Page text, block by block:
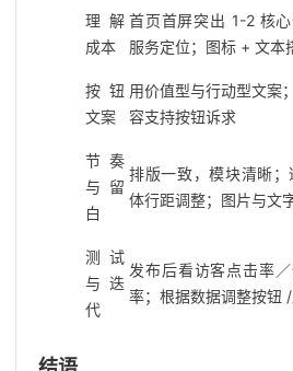
理解
成本
首页首屏突出 1-2 核
服务定位；图标 + 文本
按钮
文案
用价值型与行动型文案
容支持按钮诉求
节奏
与留
白
排版一致，模块清晰
体行距调整；图片与文
测试
与迭
代
发布后看访客点击率
率；根据数据调整按钮